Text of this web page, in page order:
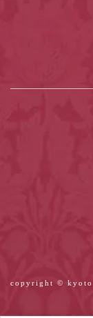
copyright © kyoto